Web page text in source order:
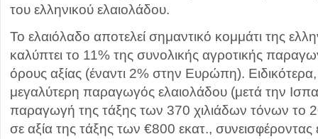
του ελληνικού ελαιολάδου.
Το ελαιόλαδο αποτελεί σημαντικό κομμάτι της
καλύπτει το 11% της συνολικής αγροτικής
όρους αξίας (έναντι 2% στην Ευρώπη). Ειδικότερα,
μεγαλύτερη παραγωγός ελαιολάδου (μετά την
παραγωγή της τάξης των 370 χιλιάδων τόνων το
σε αξία της τάξης των €800 εκατ.,